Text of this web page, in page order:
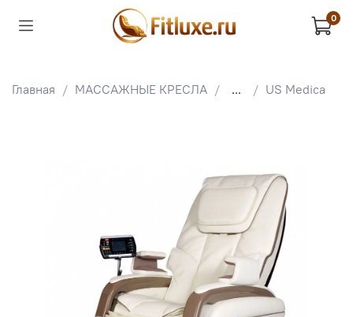
0
Главная МАССАЖНЫЕ КРЕСЛА ... US Medica